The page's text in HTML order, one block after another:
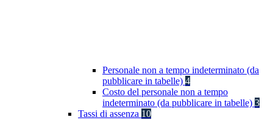
Personale non a tempo indeterminato (da
pubblicare in tabelle) 4
Costo del personale non a tempo
indeterminato (da pubblicare in tabelle) 3
Tassi di assenza 10